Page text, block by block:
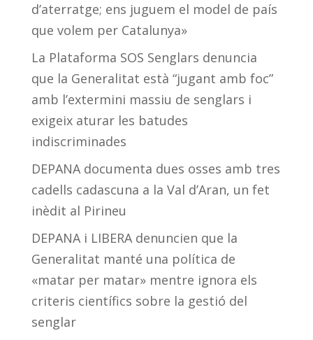
d’aterratge; ens juguem el model de país
que volem per Catalunya»
La Plataforma SOS Senglars denuncia
que la Generalitat està “jugant amb foc”
amb l’extermini massiu de senglars i
exigeix aturar les batudes
indiscriminades
DEPANA documenta dues osses amb tres
cadells cadascuna a la Val d’Aran, un fet
inèdit al Pirineu
DEPANA i LIBERA denuncien que la
Generalitat manté una política de
«matar per matar» mentre ignora els
criteris científics sobre la gestió del
senglar